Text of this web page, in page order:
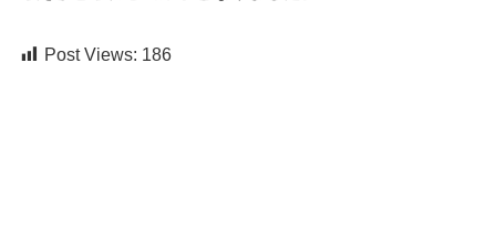
Post Views: 186